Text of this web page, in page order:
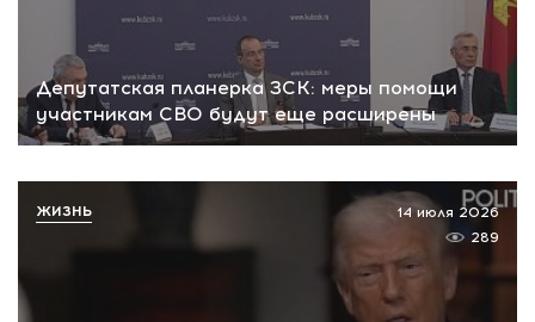
Депутатская планерка ЗСК: меры помощи
участникам СВО будут еще расширены
14 июля 2026
289
ЖИЗНЬ